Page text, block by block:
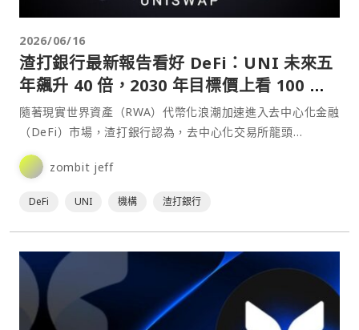
2026/06/16
渣打銀行最新報告看好 DeFi：UNI 未來五
年飆升 40 倍，2030 年目標價上看 100 美
元
隨著現實世界資產（RWA）代幣化浪潮加速進入去中心化金融
（DeFi）市場，渣打銀行認為，去中心化交易所龍頭
Uniswap 的治理代幣 UNI 有望成為下一輪加密市⋯
zombit jeff
DeFi UNI 機構 渣打銀行